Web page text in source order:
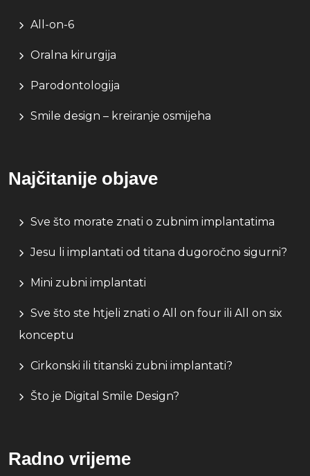
All-on-6
Oralna kirurgija
Parodontologija
Smile design – kreiranje osmijeha
Najčitanije objave
Sve što morate znati o zubnim implantatima
Jesu li implantati od titana dugoročno sigurni?
Mini zubni implantati
Sve što ste htjeli znati o All on four ili All on six
konceptu
Cirkonski ili titanski zubni implantati?
Što je Digital Smile Design?
Radno vrijeme